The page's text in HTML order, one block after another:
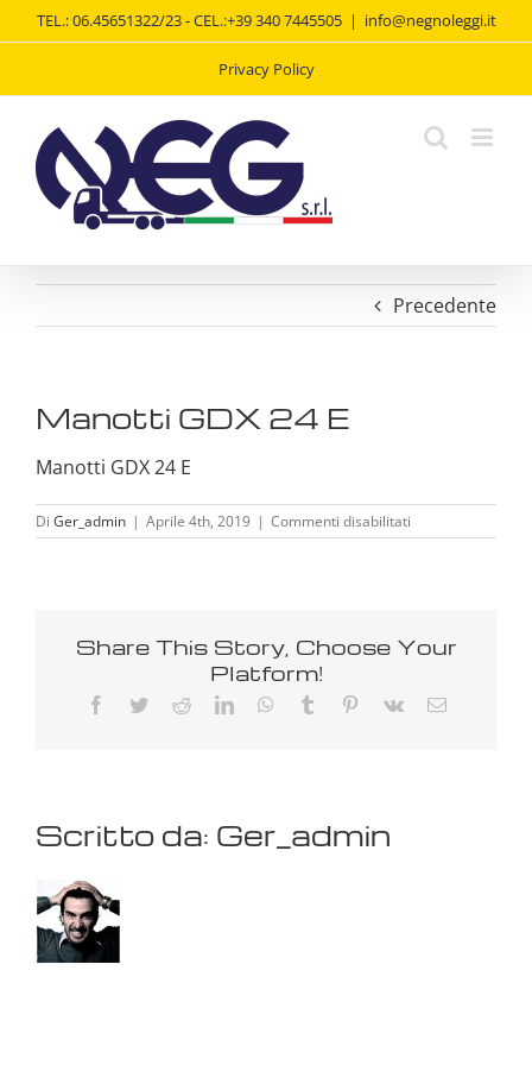
Salta
al
TEL.: 06.45651322/23 - CEL.:+39 340 7445505 | info@negnoleggi.it
Privacy Policy
Precedente
Manotti GDX 24 E
Manotti GDX 24 E
Di Ger_admin | Aprile 4th, 2019 | Commenti disabilitati
Manotti
Share This Story, Choose Your
Platform!
Facebook
TwitterRedditLinkedInWhatsApp
Tumblr Pinterest
Vk Email
Scritto da: Ger_admin